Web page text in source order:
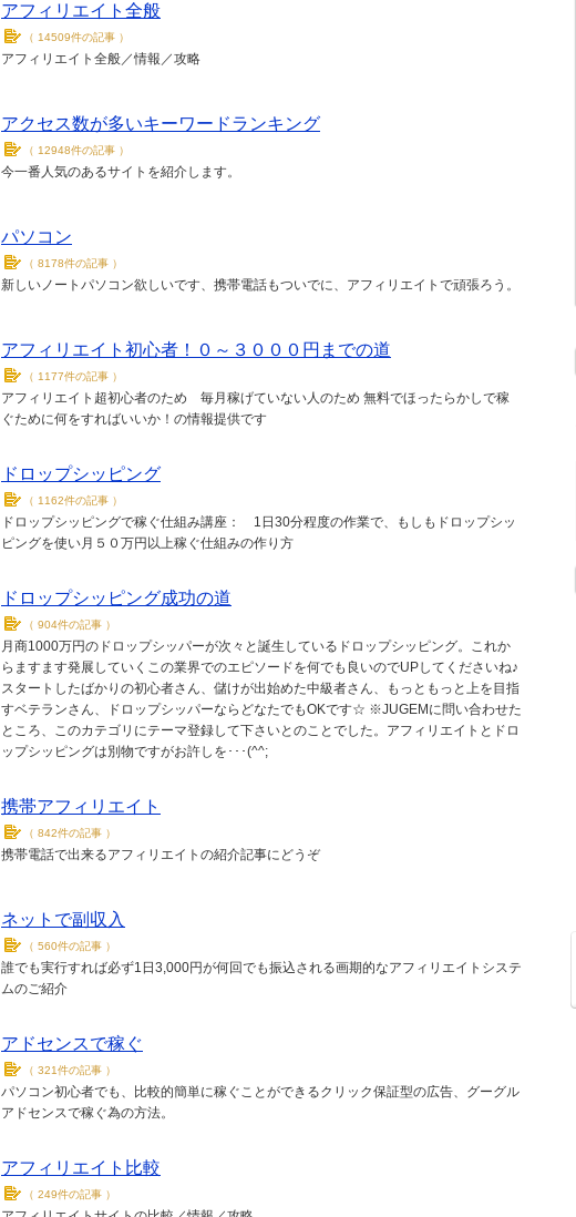
アフィリエイト全般
（ 14509件の記事 ）
アフィリエイト全般／情報／攻略
アクセス数が多いキーワードランキング
（ 12948件の記事 ）
今一番人気のあるサイトを紹介します。
パソコン
（ 8178件の記事 ）
新しいノートパソコン欲しいです、携帯電話もついでに、アフィリエイトで頑張ろう。
アフィリエイト初心者！０～３０００円までの道
（ 1177件の記事 ）
アフィリエイト超初心者のため 毎月稼げていない人のため 無料でほったらかしで稼
ぐために何をすればいいか！の情報提供です
ドロップシッピング
（ 1162件の記事 ）
ドロップシッピングで稼ぐ仕組み講座： 1日30分程度の作業で、もしもドロップシッ
ピングを使い月５０万円以上稼ぐ仕組みの作り方
ドロップシッピング成功の道
（ 904件の記事 ）
月商1000万円のドロップシッパーが次々と誕生しているドロップシッピング。これか
らますます発展していくこの業界でのエピソードを何でも良いのでUPしてくださいね♪
スタートしたばかりの初心者さん、儲けが出始めた中級者さん、もっともっと上を目指
すベテランさん、ドロップシッパーならどなたでもOKです☆ ※JUGEMに問い合わせた
ところ、このカテゴリにテーマ登録して下さいとのことでした。アフィリエイトとドロ
ップシッピングは別物ですがお許しを･･･(^^;
携帯アフィリエイト
（ 842件の記事 ）
携帯電話で出来るアフィリエイトの紹介記事にどうぞ
ネットで副収入
（ 560件の記事 ）
誰でも実行すれば必ず1日3,000円が何回でも振込される画期的なアフィリエイトシステ
ムのご紹介
アドセンスで稼ぐ
（ 321件の記事 ）
パソコン初心者でも、比較的簡単に稼ぐことができるクリック保証型の広告、グーグル
アドセンスで稼ぐ為の方法。
アフィリエイト比較
（ 249件の記事 ）